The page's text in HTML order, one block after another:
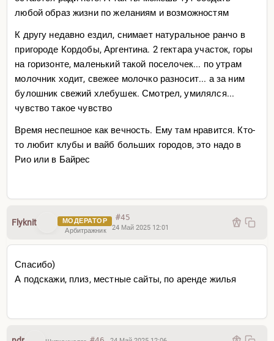
любой образ жизни по желаниям и возможностям
К другу недавно ездил, снимает натуральное ранчо в
пригороде Кордобы, Аргентина. 2 гектара участок, горы
на горизонте, маленький такой поселочек... по утрам
молочник ходит, свежее молочко разносит... а за ним
булошник свежий хлебушек. Смотрел, умилялся...
чувство такое чувство
Время неспешное как вечность. Ему там нравится. Кто-
то любит клубы и вайб больших городов, это надо в
Рио или в Байрес
Flyknit
МОДЕРАТОР
Арбитражник
#45
24 Май 2025 12:01
Спасибо)
А подскажи, плиз, местные сайты, по аренде жилья